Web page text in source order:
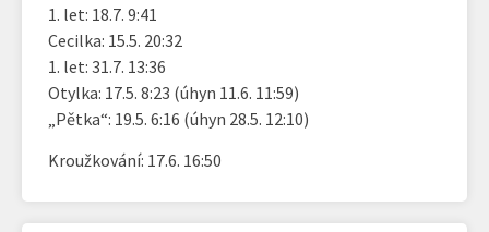
1. let: 18.7. 9:41
Cecilka: 15.5. 20:32
1. let: 31.7. 13:36
Otylka: 17.5. 8:23 (úhyn 11.6. 11:59)
„Pětka“: 19.5. 6:16 (úhyn 28.5. 12:10)
Kroužkování: 17.6. 16:50